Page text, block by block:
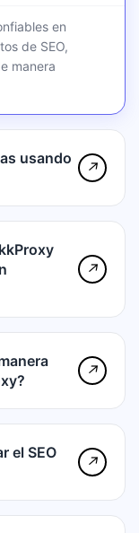
en
de SEO,
manera
usando
↗
↗
↗
el SEO
↗